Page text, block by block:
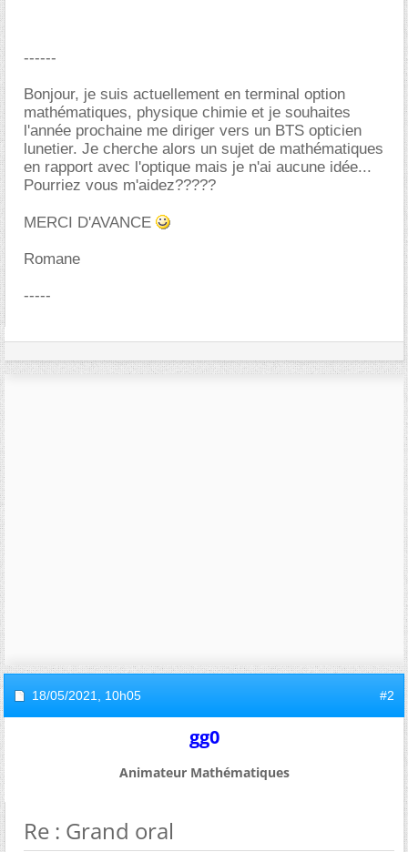
------
Bonjour, je suis actuellement en terminal option
mathématiques, physique chimie et je souhaites
l'année prochaine me diriger vers un BTS opticien
lunetier. Je cherche alors un sujet de mathématiques
en rapport avec l'optique mais je n'ai aucune idée...
Pourriez vous m'aidez?????
MERCI D'AVANCE
Romane
-----
18/05/2021, 10h05 #2
gg0
Animateur Mathématiques
Re : Grand oral